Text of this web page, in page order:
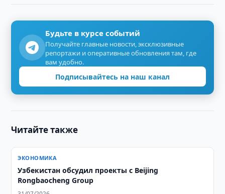
Будьте в курсе событий
Получайте главные новости, эксклюзивные
репортажи и оперативные обновления там, где
вам удобно.
Подписывайтесь на наш канал
Читайте также
ЭКОНОМИКА
Узбекистан обсудил проекты с Beijing
Rongbaocheng Group